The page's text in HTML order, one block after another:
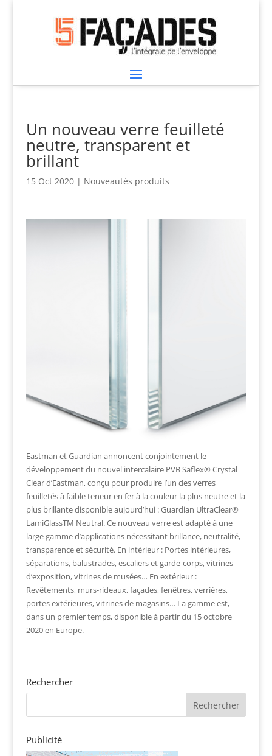
Un nouveau verre feuilleté
neutre, transparent et
brillant
15 Oct 2020| Nouveautés produits
Eastman et Guardian annoncent conjointement le
développement du nouvel intercalaire PVB Saflex® Crystal
Clear d’Eastman, conçu pour produire l’un des verres
feuilletés à faible teneur en fer à la couleur la plus neutre et la
plus brillante disponible aujourd’hui : Guardian UltraClear®
LamiGlassTM Neutral. Ce nouveau verre est adapté à une
large gamme d’applications nécessitant brillance, neutralité,
transparence et sécurité. En intérieur : Portes intérieures,
séparations, balustrades, escaliers et garde-corps, vitrines
d’exposition, vitrines de musées… En extérieur :
Revêtements, murs-rideaux, façades, fenêtres, verrières,
portes extérieures, vitrines de magasins… La gamme est,
dans un premier temps, disponible à partir du 15 octobre
2020 en Europe.
Rechercher
Publicité